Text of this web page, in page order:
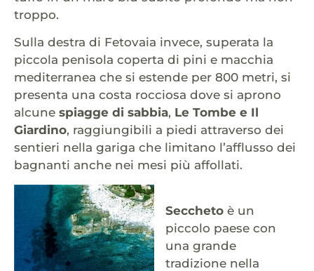
troppo.
Sulla destra di Fetovaia invece, superata la
piccola penisola coperta di pini e macchia
mediterranea che si estende per 800 metri, si
presenta una costa rocciosa dove si aprono
alcune spiagge di sabbia, Le Tombe e Il
Giardino, raggiungibili a piedi attraverso dei
sentieri nella gariga che limitano l’afflusso dei
bagnanti anche nei mesi più affollati.
Seccheto è un
piccolo paese con
una grande
tradizione nella